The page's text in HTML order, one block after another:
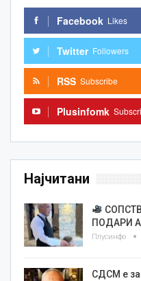
Facebook Likes
Twitter Followers
RSS Subscribe
Plusinfomk
Најчитани
ПОДАРИ
Плусинфо
СДСМ е